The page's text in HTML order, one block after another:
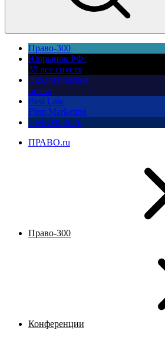
Право-300
Юррынок РФ:
35 лет спустя
Экологическое
право
Best Law
Firm Marketing
ПМЮФ 2026
ПРАВО.ru
Право-300
Конференции